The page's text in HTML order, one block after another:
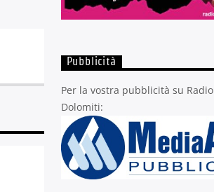
Pubblicità
Per la vostra pubblicità su Radio
Dolomiti: